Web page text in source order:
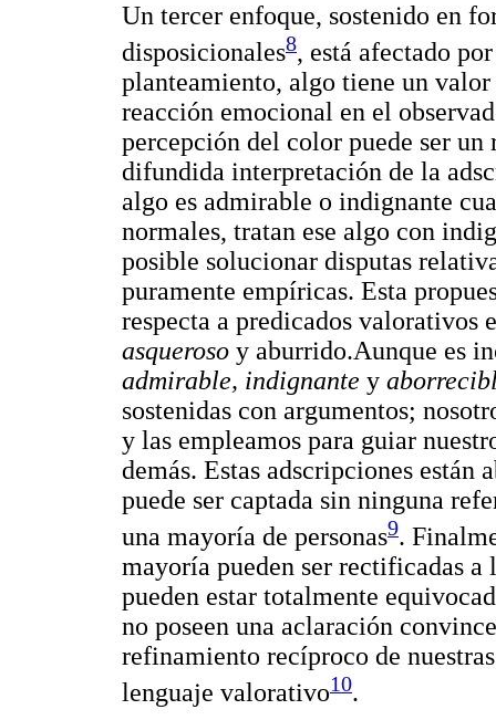
Un tercer enfoque, sostenido en
disposicionales8, está afectado
planteamiento, algo tiene un
reacción emocional en el
percepción del color puede ser
difundida interpretación de la
algo es admirable o indignante
normales, tratan ese algo con
posible solucionar disputas
puramente empíricas. Esta
respecta a predicados valorativos
asqueroso y aburrido.Aunque es
admirable, indignante y
sostenidas con argumentos;
y las empleamos para guiar
demás. Estas adscripciones
puede ser captada sin ninguna
una mayoría de personas9.
mayoría pueden ser rectificadas a
pueden estar totalmente
no poseen una aclaración
refinamiento recíproco de
lenguaje valorativo10.